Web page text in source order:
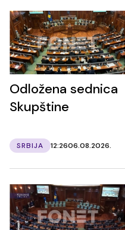
Odložena sednica
Skupštine
SRBIJA 12:2606.08.2026.